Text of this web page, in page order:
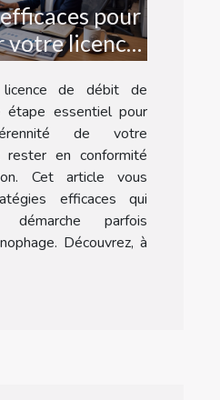
pour
votre licence
boissons
licence de débit de
étape essentiel pour
de votre
en conformité
Cet article vous
efficaces qui
parfois
Découvrez, à